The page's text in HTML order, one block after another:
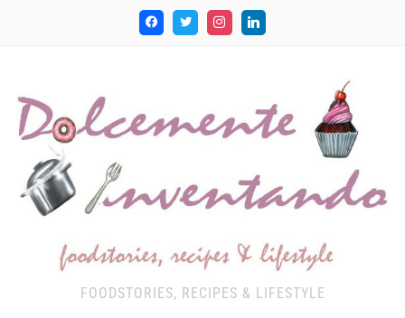
FOODSTORIES, RECIPES & LIFESTYLE